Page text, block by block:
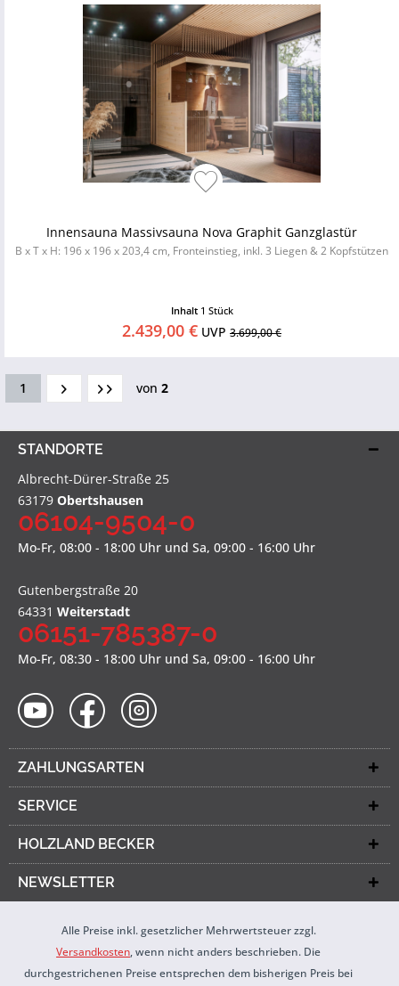
Innensauna Massivsauna Nova Graphit Ganzglastür
B x T x H: 196 x 196 x 203,4 cm, Fronteinstieg, inkl. 3 Liegen & 2 Kopfstützen
Inhalt 1 Stück
2.439,00 € UVP 3.699,00 €
1 von 2
STANDORTE
Albrecht-Dürer-Straße 25
63179 Obertshausen
06104-9504-0
Mo-Fr, 08:00 - 18:00 Uhr und Sa, 09:00 - 16:00 Uhr
Gutenbergstraße 20
64331 Weiterstadt
06151-785387-0
Mo-Fr, 08:30 - 18:00 Uhr und Sa, 09:00 - 16:00 Uhr
ZAHLUNGSARTEN
SERVICE
HOLZLAND BECKER
NEWSLETTER
Alle Preise inkl. gesetzlicher Mehrwertsteuer zzgl.
Versandkosten, wenn nicht anders beschrieben. Die
durchgestrichenen Preise entsprechen dem bisherigen Preis bei